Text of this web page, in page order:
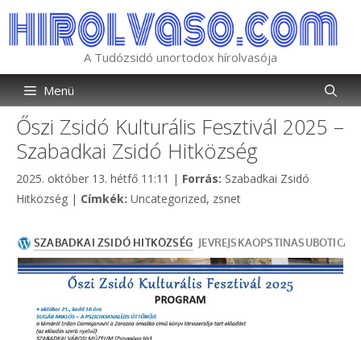
tartalomba
A Tudózsidó unortodox hírolvasója
Menü
Őszi Zsidó Kulturális Fesztivál 2025 –
Szabadkai Zsidó Hitközség
2025. október 13. hétfő 11:11 | Forrás: Kategória
Szabadkai Zsidó
Hitközség | Címkék: Címkék
Uncategorized, zsnet